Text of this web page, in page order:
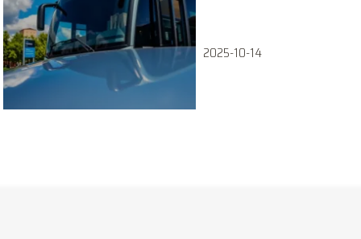
2025-10-14